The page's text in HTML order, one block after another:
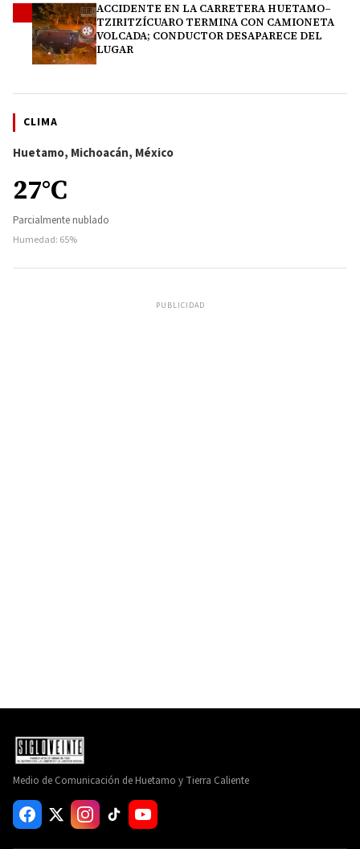
ACCIDENTE EN LA CARRETERA HUETAMO–
TZIRITZÍCUARO TERMINA CON CAMIONETA
VOLCADA; CONDUCTOR DESAPARECE DEL
LUGAR
CLIMA
Huetamo, Michoacán, México
27°C
Parcialmente nublado
Humedad: 65%
PUBLICIDAD
Medio de Comunicación de Huetamo y Tierra Caliente